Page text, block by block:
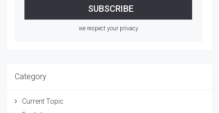
we respect your privacy
Category
Current Topic